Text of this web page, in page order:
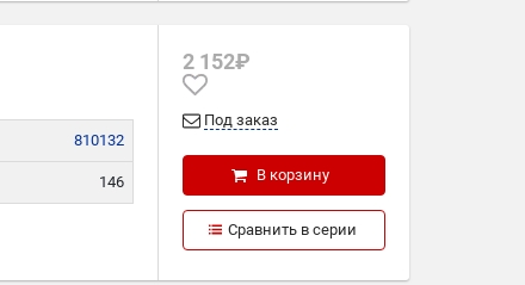
810132
146
2 152₽
Под заказ
В корзину
Сравнить в серии